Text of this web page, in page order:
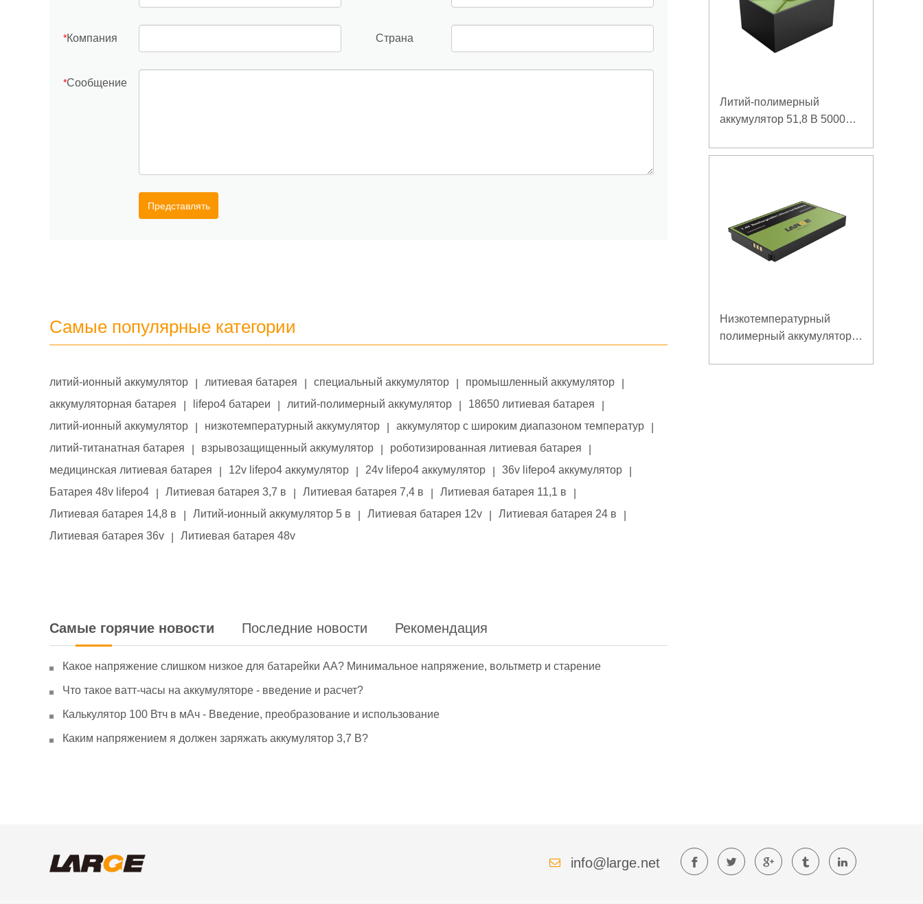
*Компания Страна
*Сообщение
Представлять
Самые популярные категории
литий-ионный аккумулятор литиевая батарея специальный аккумулятор промышленный аккумулятор
аккумуляторная батарея
lifepo4 батареи литий-полимерный аккумулятор 18650 литиевая батарея
литий-ионный аккумулятор
низкотемпературный аккумулятор аккумулятор с широким диапазоном температур
литий-титанатная батарея
взрывозащищенный аккумулятор роботизированная литиевая батарея
медицинская литиевая батарея
12v lifepo4 аккумулятор 24v lifepo4 аккумулятор 36v lifepo4 аккумулятор
Батарея 48v lifepo4
Литиевая батарея 3,7 в Литиевая батарея 7,4 в Литиевая батарея 11,1 в
Литиевая батарея 14,8 в
Литий-ионный аккумулятор 5 в Литиевая батарея 12v Литиевая батарея 24 в
Литиевая батарея 36v
Литиевая батарея 48v
Самые горячие новости Последние новости Рекомендация
Какое напряжение слишком низкое для батарейки АА? Минимальное напряжение, вольтметр и старение
Что такое ватт-часы на аккумуляторе - введение и расчет?
Калькулятор 100 Втч в мАч - Введение, преобразование и использование
Каким напряжением я должен заряжать аккумулятор 3,7 В?
Литий-полимерный
аккумулятор 51,8 В 5000
пускового устройства
Низкотемпературный
полимерный аккумулятор
info@large.net